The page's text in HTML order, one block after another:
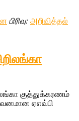
பிரிவு: அறிவித்தல்
குத்துக்கரணம்
ஏஎவ்பி